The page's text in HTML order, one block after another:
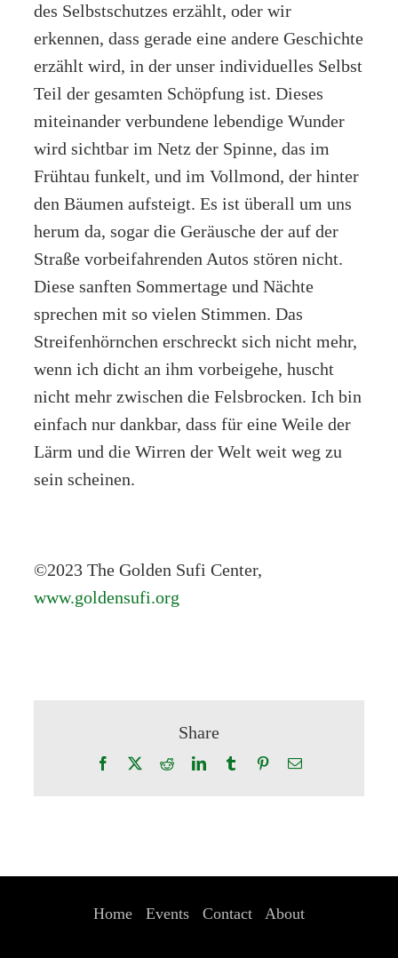
des Selbstschutzes erzählt, oder wir
erkennen, dass gerade eine andere Geschichte
erzählt wird, in der unser individuelles Selbst
Teil der gesamten Schöpfung ist. Dieses
miteinander verbundene lebendige Wunder
wird sichtbar im Netz der Spinne, das im
Frühtau funkelt, und im Vollmond, der hinter
den Bäumen aufsteigt. Es ist überall um uns
herum da, sogar die Geräusche der auf der
Straße vorbeifahrenden Autos stören nicht.
Diese sanften Sommertage und Nächte
sprechen mit so vielen Stimmen. Das
Streifenhörnchen erschreckt sich nicht mehr,
wenn ich dicht an ihm vorbeigehe, huscht
nicht mehr zwischen die Felsbrocken. Ich bin
einfach nur dankbar, dass für eine Weile der
Lärm und die Wirren der Welt weit weg zu
sein scheinen.
©2023 The Golden Sufi Center,
www.goldensufi.org
Share
Facebook RedditLinkedInTumblr PinterestEmail
Home Events Contact About